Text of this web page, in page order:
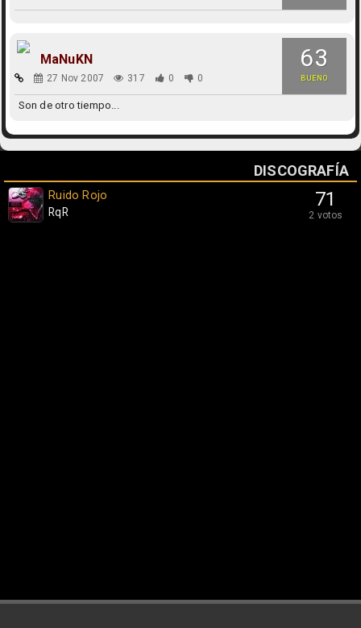
63
BUENO
MaNuKN
27 Nov 2007 317 0 0
Son de otro tiempo...
DISCOGRAFÍA
71
2 votos
Ruido Rojo
RqR